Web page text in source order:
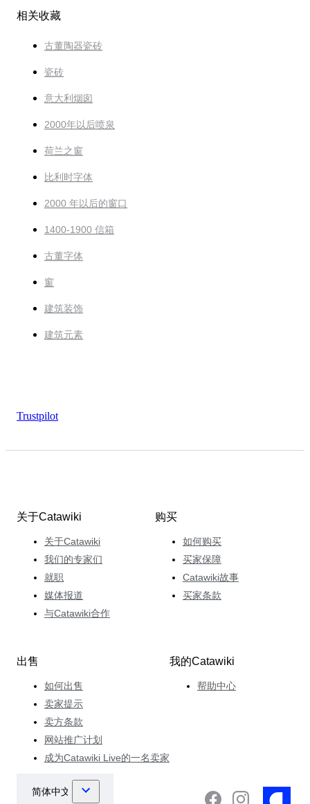
相关收藏
古董陶器瓷砖
瓷砖
意大利烟囱
2000年以后喷泉
荷兰之窗
比利时字体
2000 年以后的窗口
1400-1900 信箱
古董字体
窗
建筑装饰
建筑元素
Trustpilot
关于Catawiki
关于Catawiki
我们的专家们
就职
媒体报道
与Catawiki合作
购买
如何购买
买家保障
Catawiki故事
买家条款
出售
如何出售
卖家提示
卖方条款
网站推广计划
成为Catawiki Live的一名卖家
我的Catawiki
帮助中心